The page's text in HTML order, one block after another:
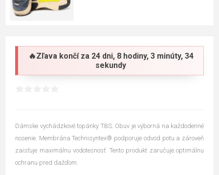
🔥Zľava končí za 24 dni, 8 hodiny, 3 minúty, 34
sekundy
Dámske vychádzkové topánky TBS. Obuv je výborná na každodenné
nosenie. Membrána Technisyntex® podporuje odvod potu a zároveň
zaisťuje maximálnu vodotesnosť. Tento produkt zaručuje optimálnu
ochranu pred dažďom.